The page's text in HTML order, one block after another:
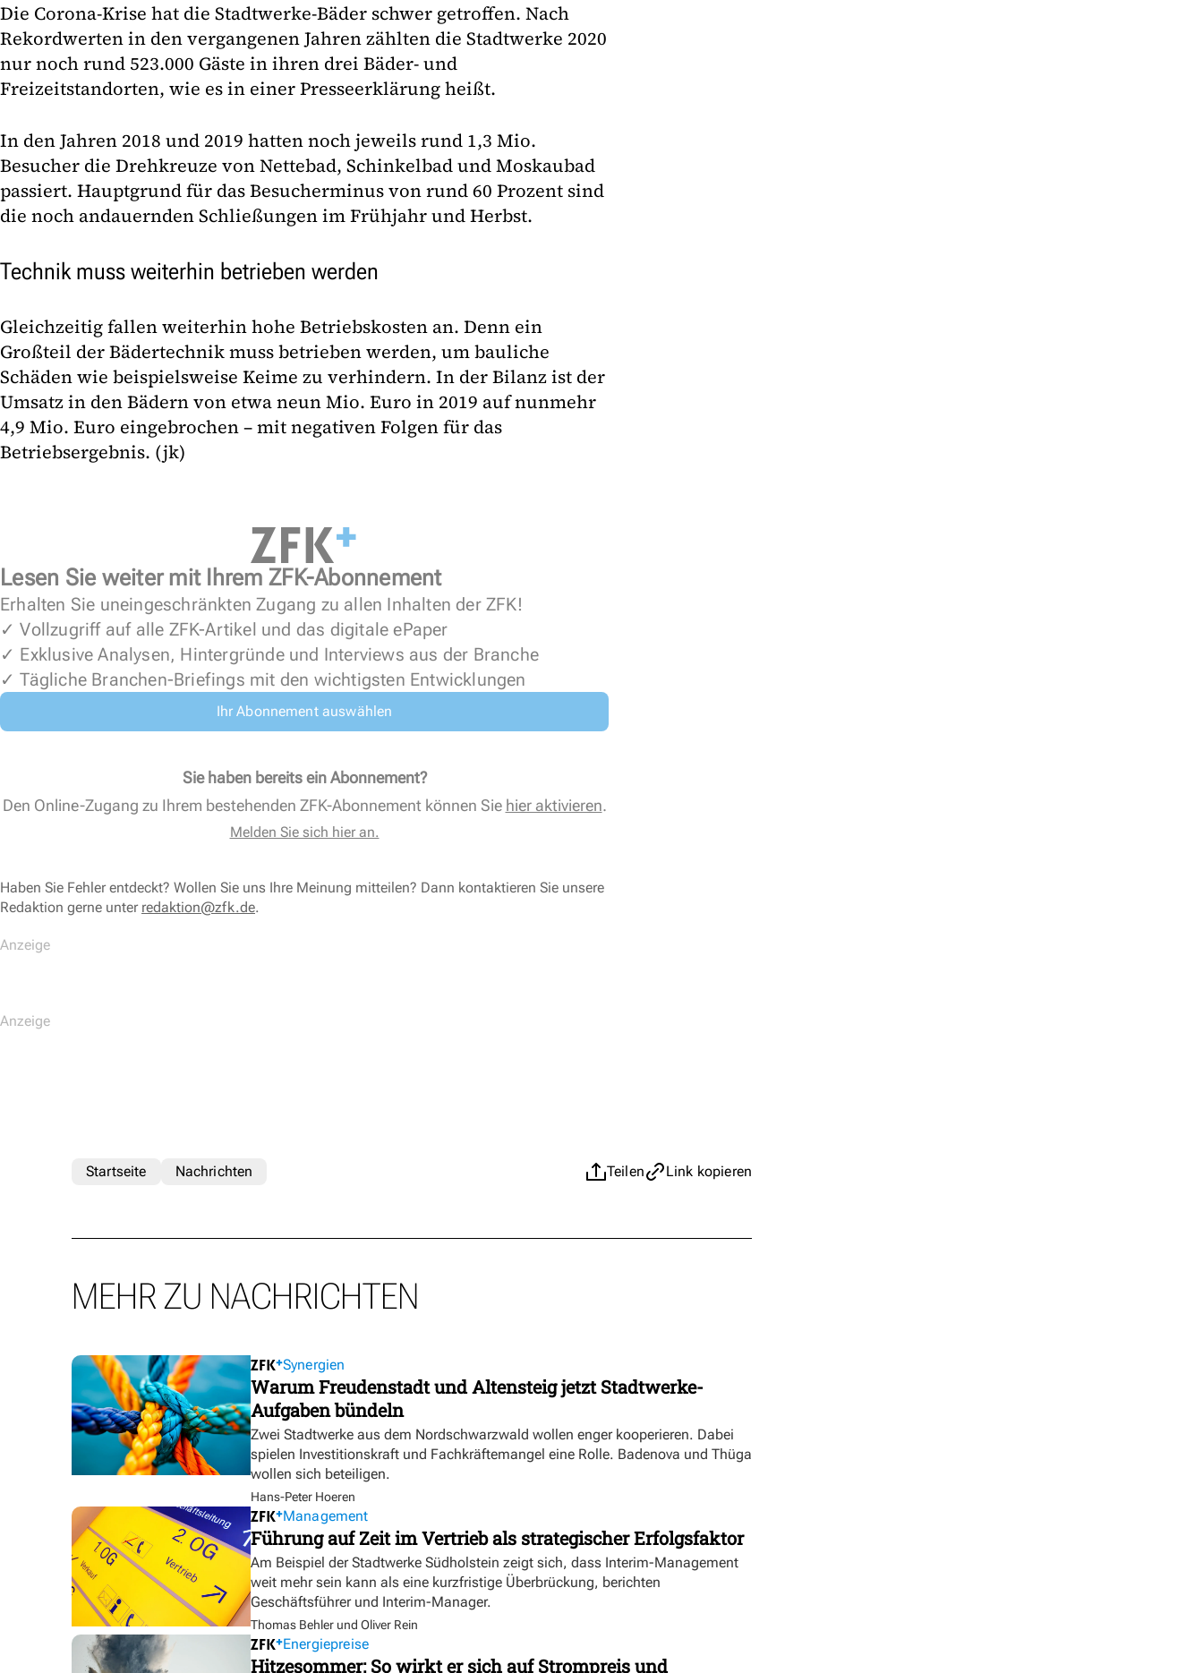
Die Corona-Krise hat die Stadtwerke-Bäder schwer getroffen. Nach
Rekordwerten in den vergangenen Jahren zählten die Stadtwerke 2020
nur noch rund 523.000 Gäste in ihren drei Bäder- und
Freizeitstandorten, wie es in einer Presseerklärung heißt.
In den Jahren 2018 und 2019 hatten noch jeweils rund 1,3 Mio.
Besucher die Drehkreuze von Nettebad, Schinkelbad und Moskaubad
passiert. Hauptgrund für das Besucherminus von rund 60 Prozent sind
die noch andauernden Schließungen im Frühjahr und Herbst.
Technik muss weiterhin betrieben werden
Gleichzeitig fallen weiterhin hohe Betriebskosten an. Denn ein
Großteil der Bädertechnik muss betrieben werden, um bauliche
Schäden wie beispielsweise Keime zu verhindern. In der Bilanz ist der
Umsatz in den Bädern von etwa neun Mio. Euro in 2019 auf nunmehr
4,9 Mio. Euro eingebrochen – mit negativen Folgen für das
Betriebsergebnis. (jk)
Lesen Sie weiter mit Ihrem ZFK-Abonnement
Erhalten Sie uneingeschränkten Zugang zu allen Inhalten der ZFK!
✓ Vollzugriff auf alle ZFK-Artikel und das digitale ePaper
✓ Exklusive Analysen, Hintergründe und Interviews aus der Branche
✓ Tägliche Branchen-Briefings mit den wichtigsten Entwicklungen
Ihr Abonnement auswählen
Sie haben bereits ein Abonnement?
Den Online-Zugang zu Ihrem bestehenden ZFK-Abonnement können Sie hier aktivieren.
Melden Sie sich hier an.
Haben Sie Fehler entdeckt? Wollen Sie uns Ihre Meinung mitteilen? Dann kontaktieren Sie unsere
Redaktion gerne unter redaktion@zfk.de.
Teilen Link kopieren
Startseite Nachrichten
MEHR ZU NACHRICHTEN
Synergien
Warum Freudenstadt und Altensteig jetzt Stadtwerke-
Aufgaben bündeln
Zwei Stadtwerke aus dem Nordschwarzwald wollen enger kooperieren. Dabei
spielen Investitionskraft und Fachkräftemangel eine Rolle. Badenova und Thüga
wollen sich beteiligen.
Hans-Peter Hoeren
Management
Führung auf Zeit im Vertrieb als strategischer Erfolgsfaktor
Am Beispiel der Stadtwerke Südholstein zeigt sich, dass Interim-Management
weit mehr sein kann als eine kurzfristige Überbrückung, berichten
Geschäftsführer und Interim-Manager.
Thomas Behler und Oliver Rein
Energiepreise
Hitzesommer: So wirkt er sich auf Strompreis und